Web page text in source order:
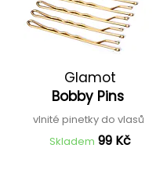
Glamot
Bobby Pins
vlnité pinetky do vlasů
Skladem 99 Kč